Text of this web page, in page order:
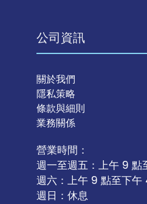
公司資訊
關於我們
隱私策略
條款與細則
業務關係
營業時間：
週一至週五：上午 9 點
週六：上午 9 點至下午
週日：休息